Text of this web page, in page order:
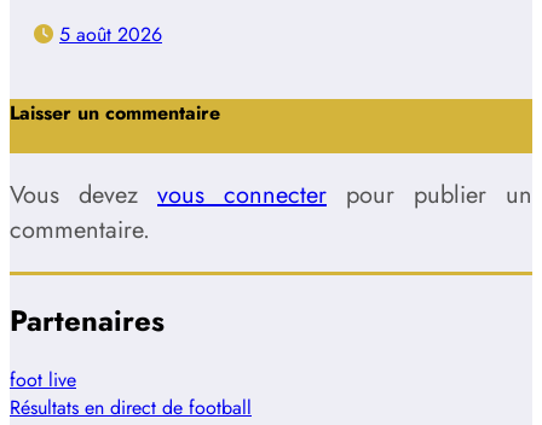
5 août 2026
Laisser un commentaire
Vous devez vous connecter pour publier un
commentaire.
Partenaires
foot live
Résultats en direct de football